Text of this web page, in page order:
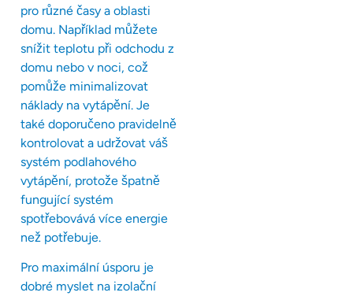
pro různé časy a oblasti
domu. Například můžete
snížit teplotu při odchodu z
domu nebo v noci, což
pomůže minimalizovat
náklady na vytápění. Je
také doporučeno pravidelně
kontrolovat a udržovat váš
systém podlahového
vytápění, protože špatně
fungující systém
spotřebovává více energie
než potřebuje.
Pro maximální úsporu je
dobré myslet na izolační